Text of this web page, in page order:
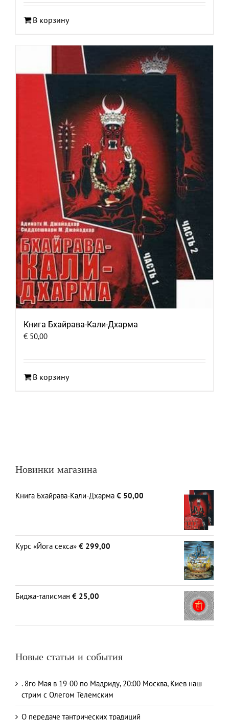
В корзину
Книга Бхайрава-Кали-Дхарма
€ 50,00
В корзину
Новинки магазина
Книга Бхайрава-Кали-Дхарма € 50,00
Курс «Йога секса» € 299,00
Биджа-талисман € 25,00
Новые статьи и события
. 8го Мая в 19-00 по Мадриду, 20:00 Москва, Киев наш
стрим с Олегом Телемским
О передаче тантрических традиций